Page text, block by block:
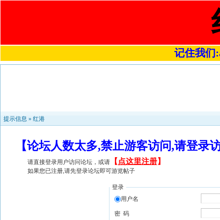
记住我们
提示信息 » 红港
【论坛人数太多,禁止游客访问,请登
请直接登录用户访问论坛，或请 【 点这里注册】
如果您已注册,请先登录论坛即可游览帖子
登录
用户名
密 码